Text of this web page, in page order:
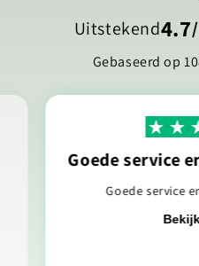
Uitstekend4.7
Gebaseerd op
Goede service
Goede service